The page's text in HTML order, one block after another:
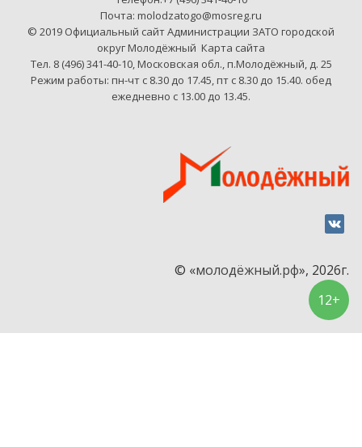
Почта: molodzatogo@mosreg.ru
© 2019 Официальный сайт Администрации ЗАТО городской
округ Молодёжный Карта сайта
Тел. 8 (496) 341-40-10, Московская обл., п.Молодёжный, д. 25
Режим работы: пн-чт с 8.30 до 17.45, пт с 8.30 до 15.40. обед
ежедневно с 13.00 до 13.45.
© «молодёжный.рф», 2026г.
12+